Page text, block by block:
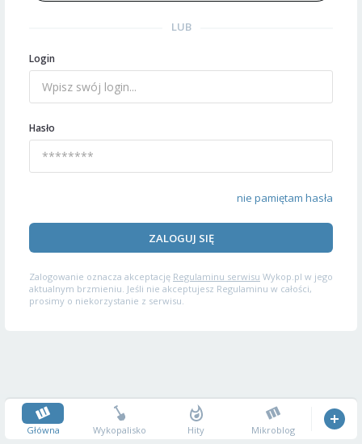
LUB
Login
Hasło
nie pamiętam hasła
ZALOGUJ SIĘ
Zalogowanie oznacza akceptację Regulaminu serwisu Wykop.pl w jego
aktualnym brzmieniu. Jeśli nie akceptujesz Regulaminu w całości,
prosimy o niekorzystanie z serwisu.
Główna Wykopalisko Hity Mikroblog